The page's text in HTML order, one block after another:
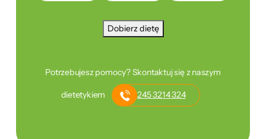
Dobierz dietę
Potrzebujesz pomocy? Skontaktuj się z naszym
dietetykiem 245 3214 324